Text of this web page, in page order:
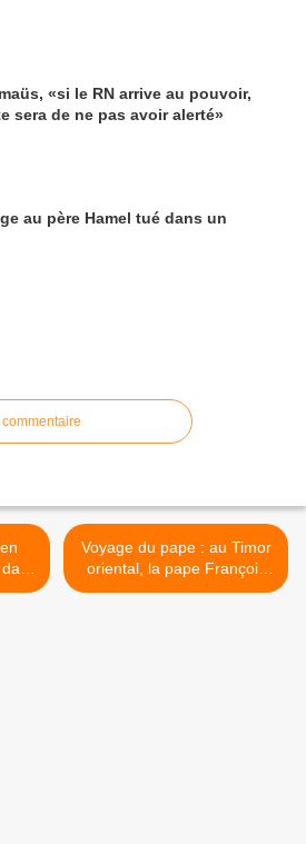
«si le RN arrive au pouvoir,
sera de ne pas avoir alerté»
au père Hamel tué dans un
Voyage du pape : au Timor
oriental, la pape François
rappelle aux prêtres de «ne